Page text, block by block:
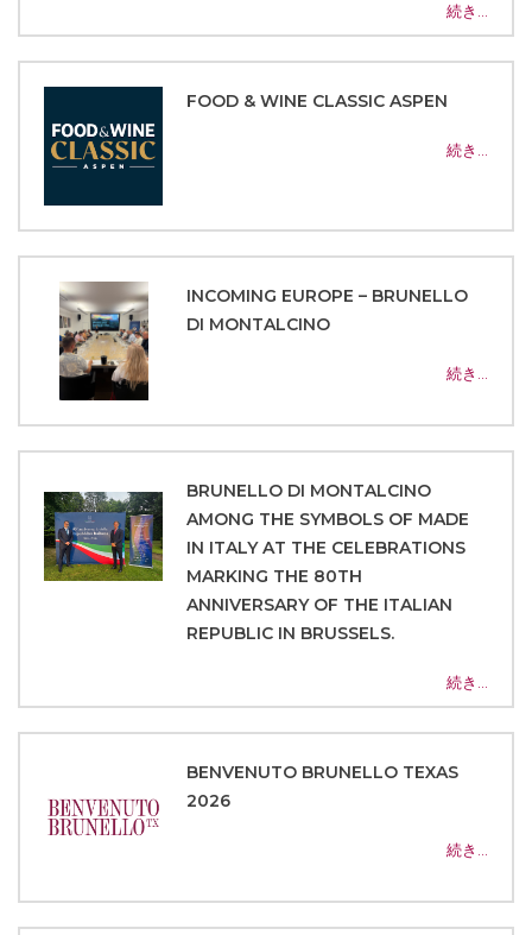
続き…
FOOD & WINE CLASSIC ASPEN
続き…
INCOMING EUROPE – BRUNELLO
DI MONTALCINO
続き…
BRUNELLO DI MONTALCINO
AMONG THE SYMBOLS OF MADE
IN ITALY AT THE CELEBRATIONS
MARKING THE 80TH
ANNIVERSARY OF THE ITALIAN
REPUBLIC IN BRUSSELS.
続き…
BENVENUTO BRUNELLO TEXAS
2026
続き…